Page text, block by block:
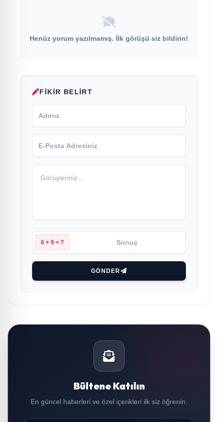
Henüz yorum yazılmamış. İlk görüşü siz bildirin!
FIKIR BELIRT
6 + 9 = ?
GÖNDER
Bültene Katılın
En güncel haberleri ve özel içerikleri ilk siz öğrenin.